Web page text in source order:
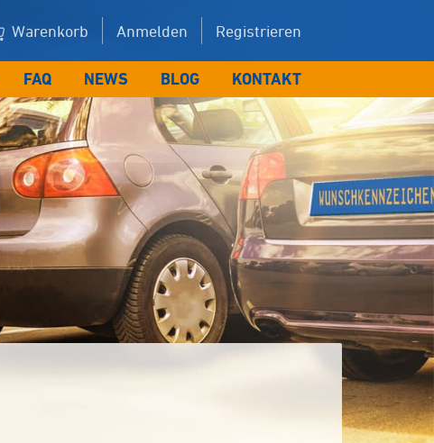
Warenkorb Anmelden Registrieren
FAQ NEWS BLOG KONTAKT